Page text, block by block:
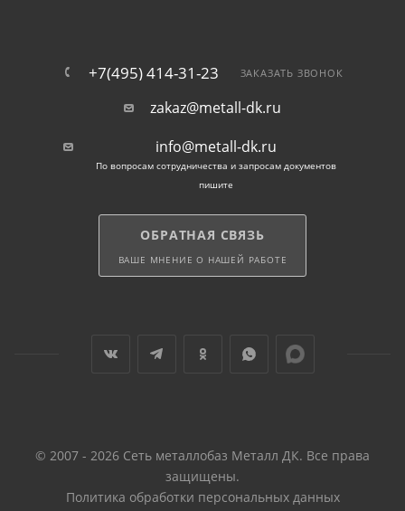
+7(495) 414-31-23 ЗАКАЗАТЬ ЗВОНОК
zakaz@metall-dk.ru
info@metall-dk.ru
По вопросам сотрудничества и запросам документов
пишите
ОБРАТНАЯ СВЯЗЬ
ВАШЕ МНЕНИЕ О НАШЕЙ РАБОТЕ
© 2007 - 2026 Сеть металлобаз Металл ДК. Все права
защищены.
Политика обработки персональных данных